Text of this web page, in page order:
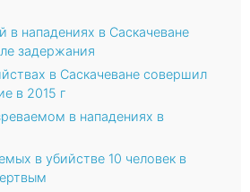
в нападениях в Саскачеване
задержания
в Саскачеване совершил
в 2015 г
в нападениях в
в убийстве 10 человек в